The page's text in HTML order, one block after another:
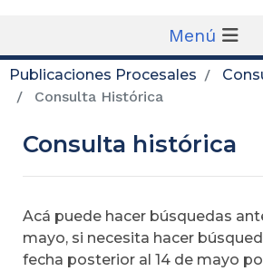
Menú
Publicaciones Procesales
Consulta Histórica
Consulta histórica
Acá puede hacer búsquedas
mayo, si necesita hacer
fecha posterior al 14 de mayo